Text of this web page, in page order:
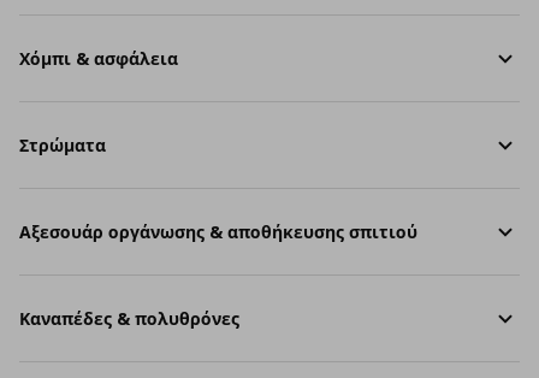
Χόμπι & ασφάλεια
Στρώματα
Aξεσουάρ οργάνωσης & αποθήκευσης σπιτιού
Καναπέδες & πολυθρόνες